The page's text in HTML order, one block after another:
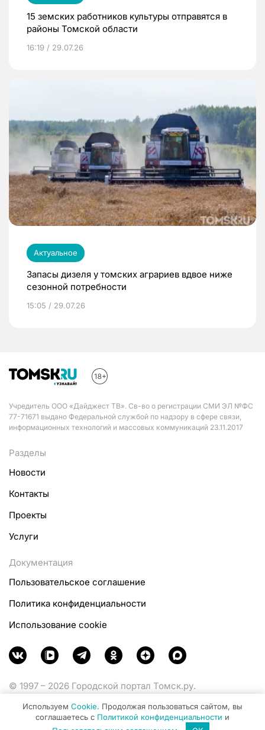
15 земских работников культуры отправятся в
районы Томской области
16:19 / 29.07.26
Актуальное
Запасы дизеля у томских аграриев вдвое ниже
сезонной потребности
15:05 / 29.07.26
Учредитель ООО «Дайджест ТВ». Св-во о регистрации СМИ ЭЛ №ФС
77-71671 выдано Федеральной службой по надзору в сфере связи,
информационных технологий и массовых коммуникаций 23.11.2017
Разделы
Новости
Контакты
Проекты
Услуги
Документация
Пользовательское соглашение
Политика конфиденциальности
Использование cookie
© 1997 – 2026 Городской портал Томск.ру.
Министерства цифрового развития, связи и массовых
коммуникаций Российской Федерации.
Используем Cookie. Продолжая пользоваться сайтом, вы
соглашаетесь с Политикой конфиденциальности и